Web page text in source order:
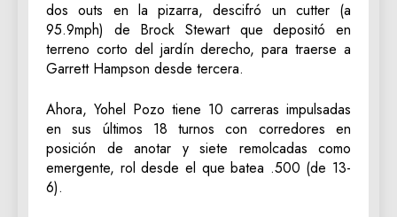
dos outs en la pizarra, descifró un cutter (a
95.9mph) de Brock Stewart que depositó en
terreno corto del jardín derecho, para traerse a
Garrett Hampson desde tercera.
Ahora, Yohel Pozo tiene 10 carreras impulsadas
en sus últimos 18 turnos con corredores en
posición de anotar y siete remolcadas como
emergente, rol desde el que batea .500 (de 13-
6).